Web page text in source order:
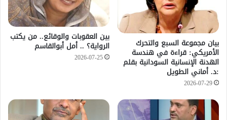
بيان مجموعة السبع والتحرك
الأمريكي: قراءة في هندسة
الهدنة الإنسانية السودانية بقلم
:د. أماني الطويل
2026-07-29
بين العقوبات والوقائع.. من يكتب
الرواية؟ .. أمل أبوالقاسم
2026-07-25